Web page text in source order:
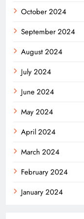
October 2024
September 2024
August 2024
July 2024
June 2024
May 2024
April 2024
March 2024
February 2024
January 2024